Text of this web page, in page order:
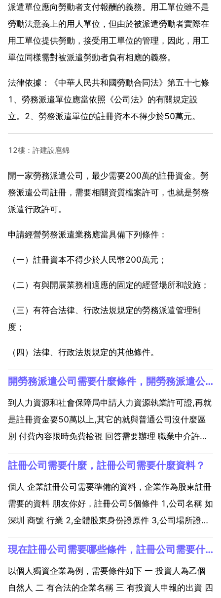
派遣單位應向勞動者支付報酬的義務。用工單位雖不是
勞動法意義上的用人單位，但由於被派遣勞動者實際在
用工單位提供勞動，接受用工單位的管理，因此，用工
單位同樣需對被派遣勞動者負有相應的義務。
法律依據：《中華人民共和國勞動合同法》第五十七條
1、勞務派遣單位應當依照《公司法》的有關規定設
立。2、勞務派遣單位的註冊資本不得少於50萬元。
12樓：許建設扈錦
開一家勞務派遣公司，最少需要200萬的註冊資金。勞
務派遣公司註冊，需要相關資質檔案許可，也就是勞務
派遣行政許可。
申請經營勞務派遣業務應當具備下列條件：
（一）註冊資本不得少於人民幣200萬元；
（二）有與開展業務相適應的固定的經營場所和設施；
（三）有符合法律、行政法規規定的勞務派遣管理制
度；
（四）法律、行政法規規定的其他條件。
開勞務派遣公司需要什麼條件，開勞務派遣公司有什麼要求？
到人力資源和社會保障局申請人力資源執業許可證,再就
是註冊資金要50萬以上,其它的就與普通公司沒什麼區
別 付費內容限時免費檢視 回答需要辦理 職業中介許可
下的證件與資料 1 有從業的職業資格證書 2 有勞動保障
部門頒發的勞務中介許可證 3 有合符規定的...
註冊公司需要什麼，註冊公司需要什麼資料？
個人 企業註冊公司需要準備的資料，企業作為股東註冊
需要的資料 朋友你好，註冊公司5個條件 1,公司名稱 如
深圳 商號 行業 2,全體股東身份證原件 3,公司場所證明
營範圍另外做公司的法定檔案 法定代表人，董事，監
事，總經理任命書和章程 希望能...
現在註冊公司需要哪些條件，註冊公司需要什麼條件
以個人獨資企業為例，需要條件如下 一 投資人為乙個
自然人 二 有合法的企業名稱 三 有投資人申報的出資 四